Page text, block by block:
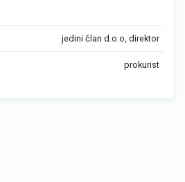
jedini član d.o.o, direktor
prokurist